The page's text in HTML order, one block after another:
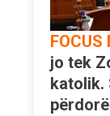
FOCUS
jo tek
katolik.